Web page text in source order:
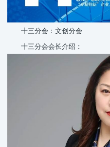
十三分会：文创分会
十三分会会长介绍：